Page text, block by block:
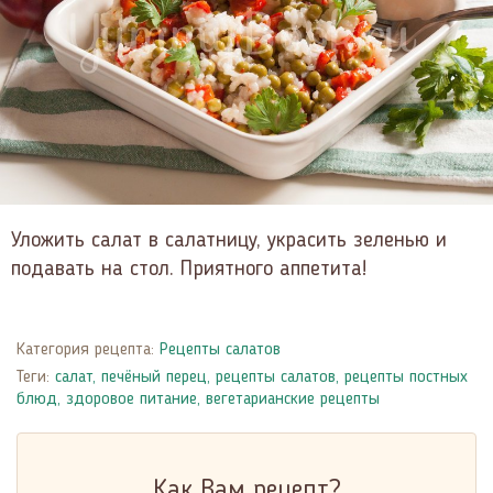
Уложить салат в салатницу, украсить зеленью и
подавать на стол. Приятного аппетита!
Категория рецепта: Рецепты салатов
Теги: салат, печёный перец, рецепты салатов, рецепты постных
блюд, здоровое питание, вегетарианские рецепты